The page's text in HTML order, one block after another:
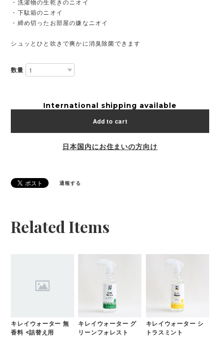
・洗濯物の生乾きのニオイ
・下駄箱のニオイ
・締め切ったお部屋の嫌なニオイ
シュッとひと吹きで爽かに消臭除菌できます
数量
International shipping available
Add to cart
日本国内にお住まいの方向け
通報する
Related Items
キレイウォーター 無
香料 <詰替え用
キレイウォーター グ
リーンフォレスト
キレイウォーター シ
トラスミント